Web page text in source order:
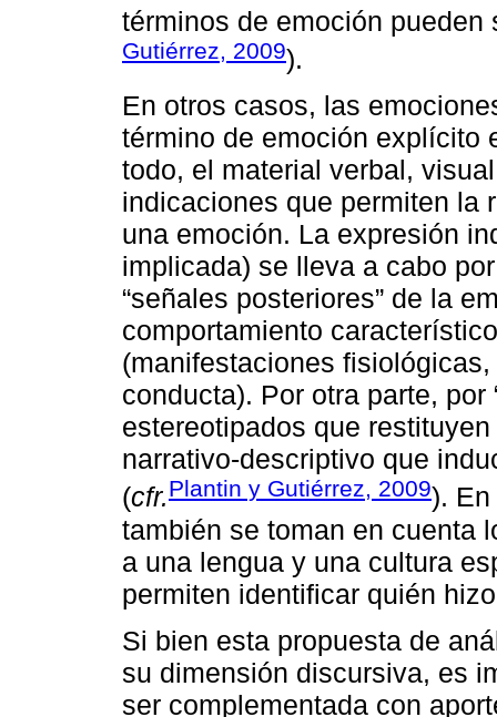
términos de emoción
Gutiérrez, 2009).
En otros casos, las
término de emoción explícito
todo, el material verbal,
indicaciones que permiten la
una emoción. La expresión
implicada) se lleva a cabo
“señales posteriores” de la
comportamiento
(manifestaciones
conducta). Por otra parte, por
estereotipados que
narrativo-descriptivo que
(cfr.Plantin y Gutiérrez, 2009).
también se toman en cuenta
a una lengua y una cultura
permiten identificar quién
Si bien esta propuesta de
su dimensión discursiva, es
ser complementada con